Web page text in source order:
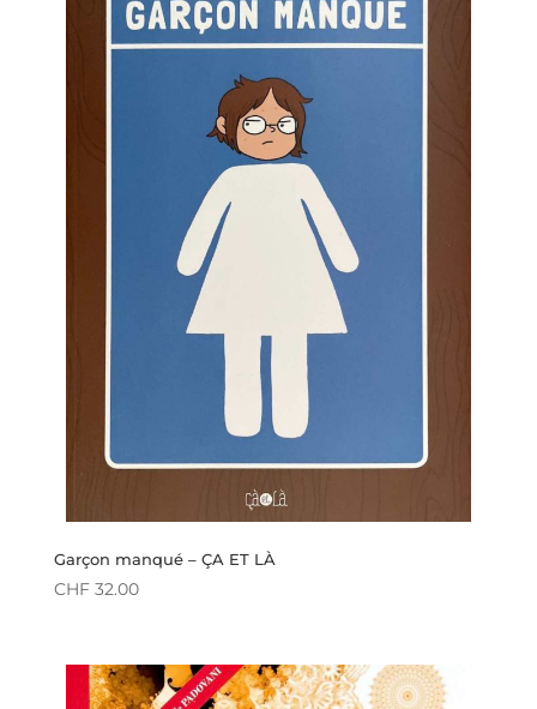
Garçon manqué – ÇA ET LÀ
CHF32.00